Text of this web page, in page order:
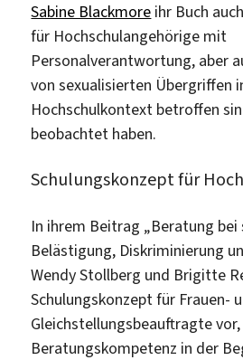
Sabine Blackmore ihr Buch
für Hochschulangehörige mit
Personalverantwortung, aber
von sexualisierten Übergriffen
Hochschulkontext betroffen
beobachtet haben.
Schulungskonzept für
In ihrem Beitrag „Beratung
Belästigung, Diskriminierung
Wendy Stollberg und Brigitte
Schulungskonzept für Frauen-
Gleichstellungsbeauftragte
Beratungskompetenz in der